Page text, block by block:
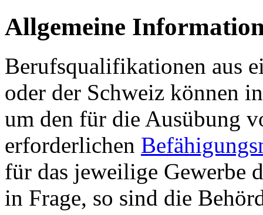
Allgemeine
Berufsqualifikationen aus
oder der Schweiz können
um den für die Ausübung
erforderlichen
für das jeweilige Gewerbe
in Frage, so sind die